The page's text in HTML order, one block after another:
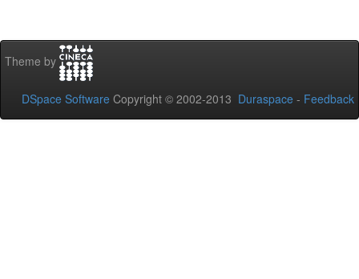
Theme by
DSpace Software Copyright © 2002-2013 Duraspace - Feedback